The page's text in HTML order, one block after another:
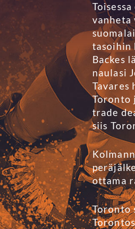
vanheta
tasoihin
Backes
naulasi
Tavares
Toronto
trade
siis
ottama
Toronto